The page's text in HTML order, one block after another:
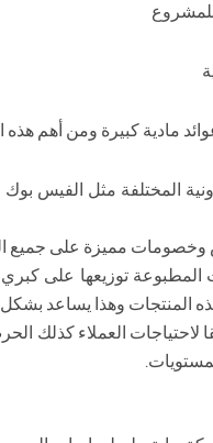
للمشروع
مادية كبيرة ومن أهم هذه
المختلفة مثل الفيس
مميزة على جميع
المطبوعة توزيعها على
المنتجات وهذا يساعد
لاحتياجات العملاء كذلك